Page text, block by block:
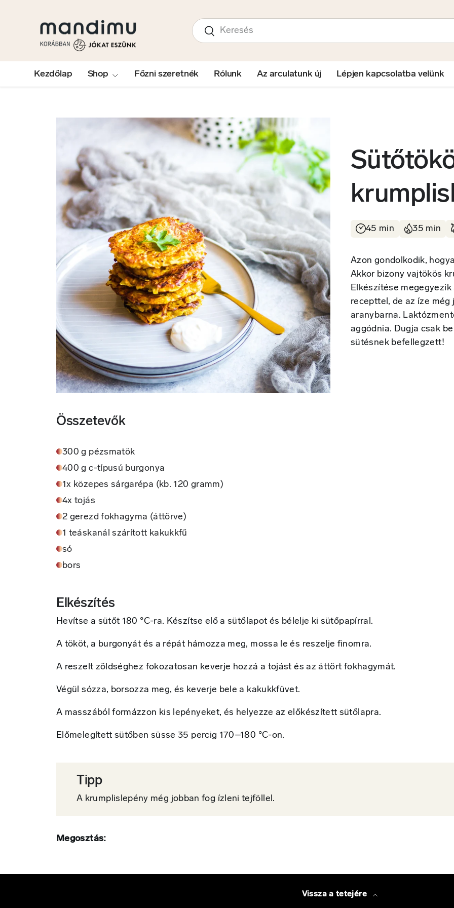
Keresés
Keresés
Kezdőlap Shop Főzni szeretnék Rólunk Az arculatunk új Lépjen kapcsolatba velünk
45 min 35 min
Azon gondolkodik,
Akkor bizony vajtökös
Elkészítése
recepttel, de az íze még
aranybarna.
aggódnia. Dugja csak
sütésnek befellegzett!
Összetevők
300 g pézsmatök
400 g c-típusú burgonya
1x közepes sárgarépa (kb. 120 gramm)
4x tojás
2 gerezd fokhagyma (áttörve)
1 teáskanál szárított kakukkfű
só
bors
Elkészítés
Hevítse a sütőt 180 °C-ra. Készítse elő a sütőlapot és bélelje ki sütőpapírral.
A tököt, a burgonyát és a répát hámozza meg, mossa le és reszelje finomra.
A reszelt zöldséghez fokozatosan keverje hozzá a tojást és az áttört fokhagymát.
Végül sózza, borsozza meg, és keverje bele a kakukkfüvet.
A masszából formázzon kis lepényeket, és helyezze az előkészített sütőlapra.
Előmelegített sütőben süsse 35 percig 170–180 °C-on.
Tipp
A krumplislepény még jobban fog ízleni tejföllel.
Megosztás:
Vissza a tetejére